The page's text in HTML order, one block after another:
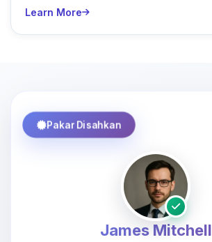
Learn More
Pakar Disahkan
James Mitchell